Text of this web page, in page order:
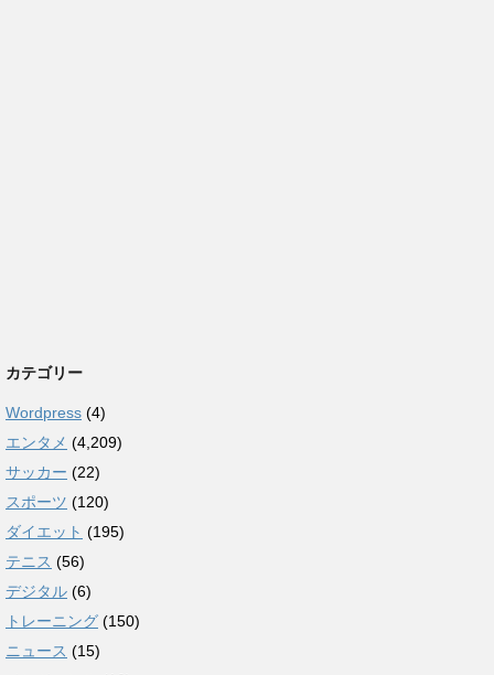
カテゴリー
Wordpress (4)
エンタメ (4,209)
サッカー (22)
スポーツ (120)
ダイエット (195)
テニス (56)
デジタル (6)
トレーニング (150)
ニュース (15)